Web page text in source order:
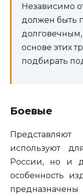
Независимо
должен быть
основе этих
подбирать
Боевые
используют
России, но и
особенность